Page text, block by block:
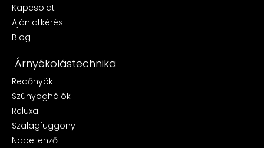
Kapcsolat
Ajánlatkérés
Blog
Árnyékolástechnika
Redőnyök
Szúnyoghálók
Reluxa
Szalagfüggöny
Napellenző